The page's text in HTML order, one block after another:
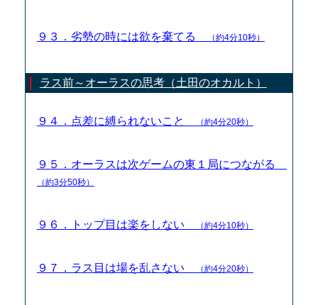
９３．劣勢の時には欲を棄てる （約4分10秒）
ラス前～オーラスの思考（土田のオカルト）
９４．点差に縛られないこと （約4分20秒）
９５．オーラスは次ゲームの東１局につながる
（約3分50秒）
９６．トップ目は楽をしない （約4分10秒）
９７．ラス目は場を乱さない （約4分20秒）